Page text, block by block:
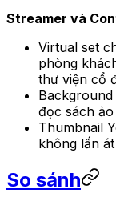
Streamer và
Virtual set
phòng
thư viện cổ
đọc sách
Thumbnail
không lấn
So sánh